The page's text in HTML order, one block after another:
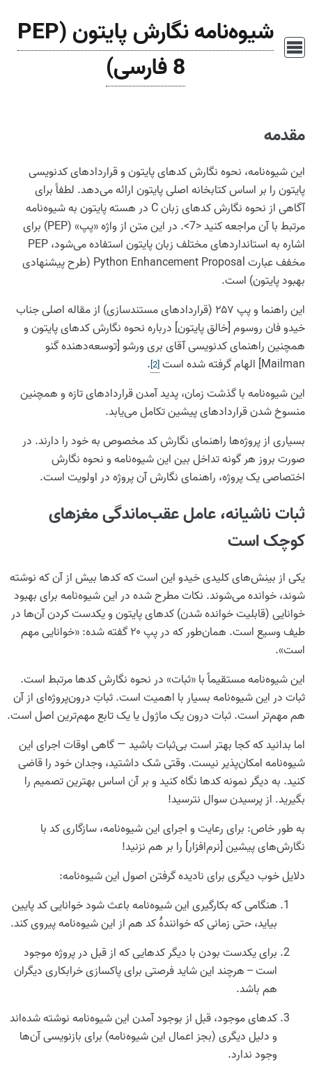
شیوه‌نامه نگارش پایتون (PEP
8 فارسی)
مقدمه
این شیوه‌نامه، نحوه نگارش کدهای پایتون و قراردادهای کدنویسی
پایتون را بر اساس کتابخانه اصلی پایتون ارائه می‌دهد. لطفاً برای
آگاهی از نحوه نگارش کدهای زبان C در هسته پایتون به شیوه‌نامه
مرتبط با آن مراجعه کنید <7>. در این متن از واژه «پپ» (PEP) برای
اشاره به استانداردهای مختلف زبان پایتون استفاده می‌شود، PEP
مخفف عبارت Python Enhancement Proposal (طرح پیشنهادی
بهبود پایتون) است.
این راهنما و پپ ۲۵۷ (قراردادهای مستندسازی) از مقاله اصلی جناب
خیدو فان روسوم [خالق پایتون] درباره نحوه نگارش کدهای پایتون و
همچنین راهنمای کدنویسی آقای بری ورشو [توسعه‌دهنده گنو
Mailman] الهام گرفته شده است
[
2
]
.
این شیوه‌نامه با گذشت زمان، پدید آمدن قراردادهای تازه و همچنین
منسوخ شدن قراردادهای پیشین تکامل می‌یابد.
بسیاری از پروژه‌ها راهنمای نگارش کد مخصوص به خود را دارند. در
صورت بروز هر گونه تداخل بین این شیوه‌نامه و نحوه نگارش
اختصاصی یک پروژه، راهنمای نگارش آن پروژه در اولویت است.
ثبات ناشیانه، عامل عقب‌ماندگی مغزهای
کوچک است
یکی از بینش‌های کلیدی خیدو این است که کدها بیش از آن که نوشته
شوند، خوانده می‌شوند. نکات مطرح شده در این شیوه‌نامه برای بهبود
خوانایی (قابلیت خوانده شدن) کدهای پایتون و یکدست کردن آن‌ها در
طیف وسیع است. همان‌طور که در پپ ۲۰ گفته شده: «خوانایی مهم
است».
این شیوه‌نامه مستقیماً با «ثبات» در نحوه نگارش کدها مرتبط است.
ثبات در این شیوه‌نامه بسیار با اهمیت است. ثباتِ درون‌پروژه‌ای از آن
هم مهم‌تر است. ثبات درون یک ماژول یا یک تابع مهم‌ترین اصل است.
اما بدانید که کجا بهتر است بی‌ثبات باشید — گاهی اوقات اجرای این
شیوه‌نامه امکان‌پذیر نیست. وقتی شک داشتید، وجدان خود را قاضی
کنید. به دیگر نمونه کدها نگاه کنید و بر آن اساس بهترین تصمیم را
بگیرید. از پرسیدن سوال نترسید!
به طور خاص: برای رعایت و اجرای این شیوه‌نامه، سازگاری کد با
نگارش‌های پیشین [نرم‌افزار] را بر هم نزنید!
دلایل خوب دیگری برای نادیده گرفتن اصول این شیوه‌نامه:
هنگامی که بکارگیری این شیوه‌نامه باعث شود خوانایی کد پایین
بیاید، حتی زمانی که خوانندهٔ کد هم از این شیوه‌نامه پیروی کند.
برای یکدست بودن با دیگر کدهایی که از قبل در پروژه موجود
است -- هرچند این شاید فرصتی برای پاکسازی خرابکاری دیگران
هم باشد.
کدهای موجود، قبل از بوجود آمدن این شیوه‌نامه نوشته شده‌اند
و دلیل دیگری (بجز اعمال این شیوه‌نامه) برای بازنویسی آن‌ها
وجود ندارد.